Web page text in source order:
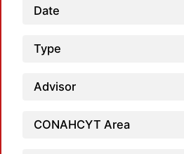
Date
Type
Advisor
CONAHCYT Area